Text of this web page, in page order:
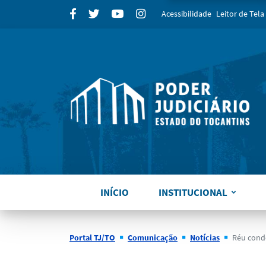
para
FacebookTwitter YoutubeInstagram
Acessibilidade Leitor de Tela
INÍCIO INSTITUCIONAL
Portal TJ/TO Comunicação Notícias Réu condenado